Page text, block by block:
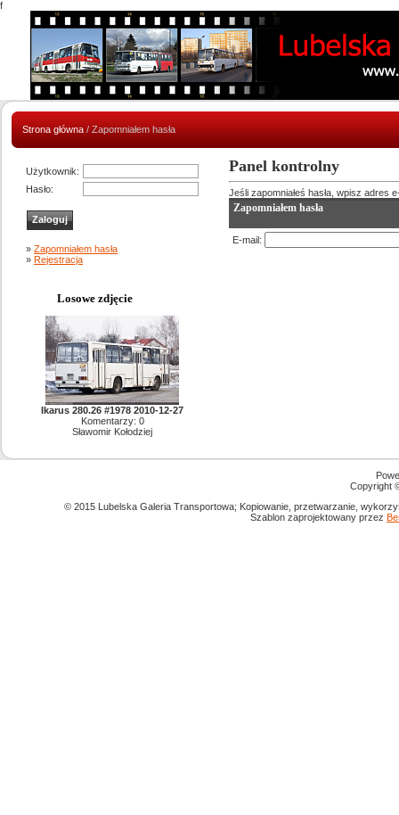
f
Strona główna / Zapomniałem hasła
Użytkownik:
Hasło:
» Zapomniałem hasła
» Rejestracja
Losowe zdjęcie
Ikarus 280.26 #1978 2010-12-27
Komentarzy: 0
Sławomir Kołodziej
Panel kontrolny
Jeśli zapomniałeś hasła, wpisz adres
Zapomniałem hasła
E-mail:
Copyright
© 2015 Lubelska Galeria Transportowa; Kopiowanie, przetwarzanie,
Szablon zaprojektowany przez